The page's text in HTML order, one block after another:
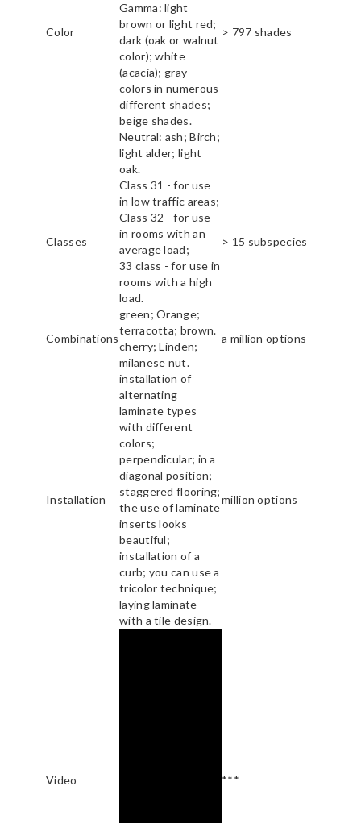
Color
Gamma: light
brown or light red;
dark (oak or walnut
color); white
(acacia); gray
colors in numerous
different shades;
beige shades.
Neutral: ash; Birch;
light alder; light
oak.
> 797 shades
Classes
Class 31 - for use
in low traffic areas;
Class 32 - for use
in rooms with an
average load;
33 class - for use in
rooms with a high
load.
> 15 subspecies
Combinations
green; Orange;
terracotta; brown.
cherry; Linden;
milanese nut.
a million options
Installation
installation of
alternating
laminate types
with different
colors;
perpendicular; in a
diagonal position;
staggered flooring;
the use of laminate
inserts looks
beautiful;
installation of a
curb; you can use a
tricolor technique;
laying laminate
with a tile design.
million options
Video ***